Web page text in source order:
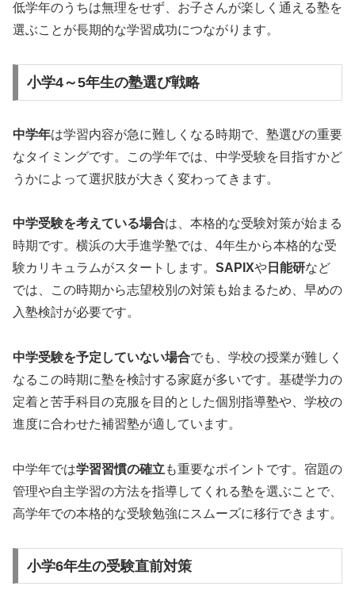
低学年のうちは無理をせず、お子さんが楽しく通える塾を
選ぶことが長期的な学習成功につながります。
小学4～5年生の塾選び戦略
中学年は学習内容が急に難しくなる時期で、塾選びの重要
なタイミングです。この学年では、中学受験を目指すかど
うかによって選択肢が大きく変わってきます。
中学受験を考えている場合は、本格的な受験対策が始まる
時期です。横浜の大手進学塾では、4年生から本格的な受
験カリキュラムがスタートします。 SAPIXや 日能研など
では、この時期から志望校別の対策も始まるため、早めの
入塾検討が必要です。
中学受験を予定していない場合でも、学校の授業が難しく
なるこの時期に塾を検討する家庭が多いです。基礎学力の
定着と苦手科目の克服を目的とした個別指導塾や、学校の
進度に合わせた補習塾が適しています。
中学年では学習習慣の確立 も重要なポイントです。宿題の
管理や自主学習の方法を指導してくれる塾を選ぶことで、
高学年での本格的な受験勉強にスムーズに移行できます。
小学6年生の受験直前対策